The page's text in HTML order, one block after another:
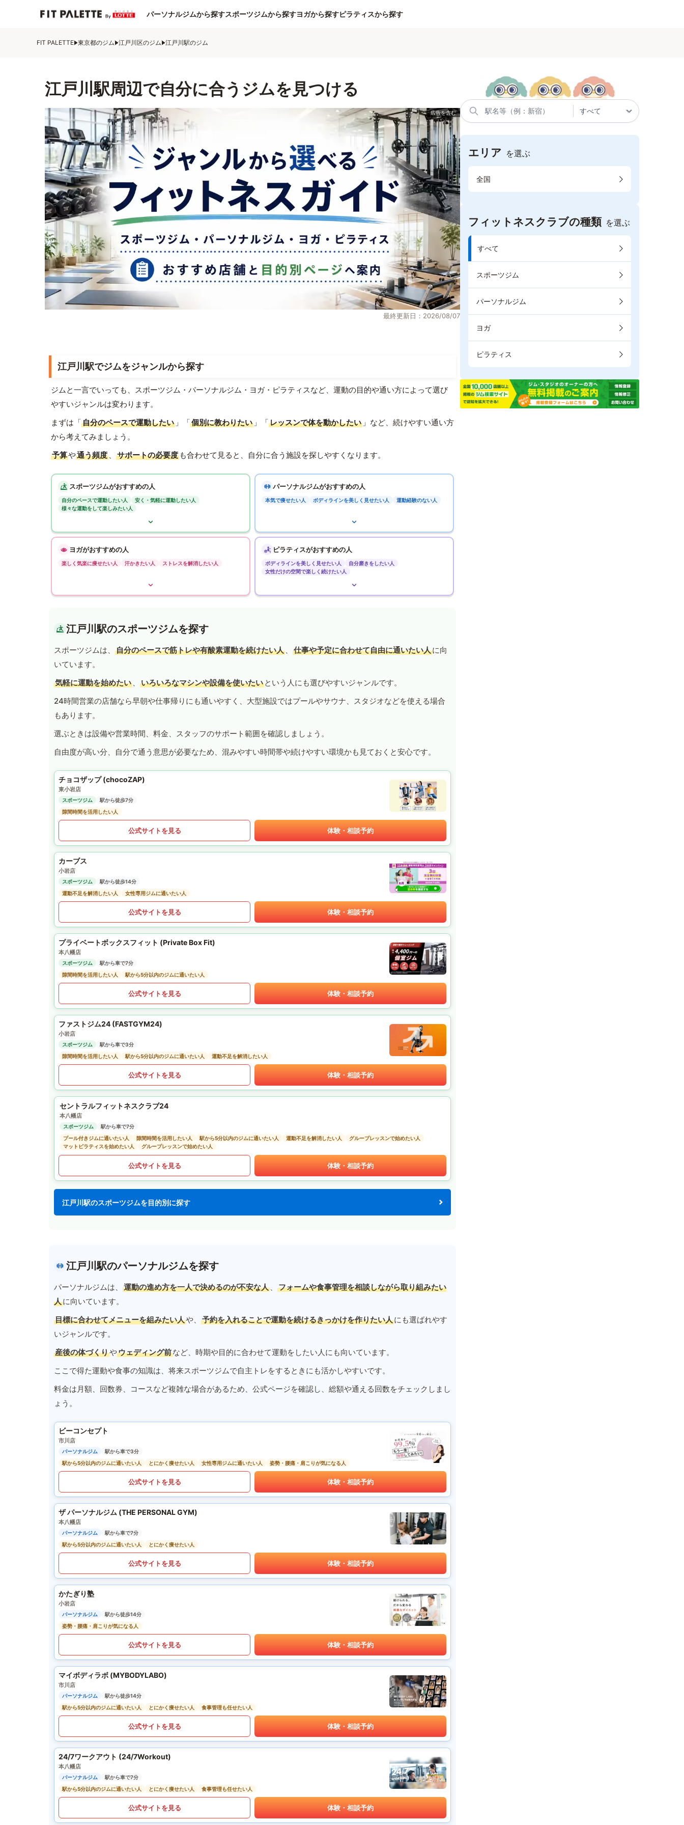
パーソナルジムから探すスポーツジムから探すヨガから探すピラティスから探す
FIT PALETTE 東京都のジム 江戸川区のジム 江戸川駅のジム
江戸川駅周辺で自分に合うジムを見つける
最終更新日：2026/08/07
江戸川駅でジムをジャンルから探す
ジムと一言でいっても、スポーツジム・パーソナルジム・ヨガ・ピラティスなど、運動の目的や通い方によって選び
やすいジャンルは変わります。
まずは「自分のペースで運動したい 」「個別に教わりたい 」「レッスンで体を動かしたい 」など、続けやすい通い方
から考えてみましょう。
予算や通う頻度 、 サポートの必要度 も合わせて見ると、自分に合う施設を探しやすくなります。
スポーツジムがおすすめの人
自分のペースで運動したい人
安く・気軽に運動したい人
様々な運動をして楽しみたい人
パーソナルジムがおすすめの人
本気で痩せたい人 ボディラインを美しく見せたい人 運動経験のない人
ヨガがおすすめの人
楽しく気楽に痩せたい人 汗かきたい人 ストレスを解消したい人
ピラティスがおすすめの人
ボディラインを美しく見せたい人
自分磨きをしたい人
女性だけの空間で楽しく続けたい人
江戸川駅のスポーツジムを探す
スポーツジムは、 自分のペースで筋トレや有酸素運動を続けたい人 、 仕事や予定に合わせて自由に通いたい人に向
いています。
気軽に運動を始めたい 、 いろいろなマシンや設備を使いたい という人にも選びやすいジャンルです。
24時間営業の店舗なら早朝や仕事帰りにも通いやすく、大型施設ではプールやサウナ、スタジオなどを使える場合
もあります。
選ぶときは設備や営業時間、料金、スタッフのサポート範囲を確認しましょう。
自由度が高い分、自分で通う意思が必要なため、混みやすい時間帯や続けやすい環境かも見ておくと安心です。
チョコザップ (chocoZAP)
東小岩店
スポーツジム
駅から徒歩7分
隙間時間を活用したい人
公式サイトを見る 体験・相談予約
カーブス
小岩店
スポーツジム
駅から徒歩14分
運動不足を解消したい人
女性専用ジムに通いたい人
公式サイトを見る 体験・相談予約
プライベートボックスフィット (Private Box Fit)
本八幡店
スポーツジム
駅から車で7分
隙間時間を活用したい人
駅から5分以内のジムに通いたい人
公式サイトを見る 体験・相談予約
ファストジム24 (FASTGYM24)
小岩店
スポーツジム
駅から車で3分
隙間時間を活用したい人
駅から5分以内のジムに通いたい人 運動不足を解消したい人
公式サイトを見る 体験・相談予約
セントラルフィットネスクラブ24
本八幡店
スポーツジム
駅から車で7分
プール付きジムに通いたい人
隙間時間を活用したい人 駅から5分以内のジムに通いたい人 運動不足を解消したい人
グループレッスンで始めたい人
マットピラティスを始めたい人
グループレッスンで始めたい人
公式サイトを見る 体験・相談予約
江戸川駅のスポーツジムを目的別に探す
江戸川駅のパーソナルジムを探す
パーソナルジムは、 運動の進め方を一人で決めるのが不安な人 、
フォームや食事管理を相談しながら取り組みたい
人に向いています。
目標に合わせてメニューを組みたい人や、 予約を入れることで運動を続けるきっかけを作りたい人にも選ばれやす
いジャンルです。
産後の体づくりやウェディング前など、時期や目的に合わせて運動をしたい人にも向いています。
ここで得た運動や食事の知識は、将来スポーツジムで自主トレをするときにも活かしやすいです。
料金は月額、回数券、コースなど複雑な場合があるため、公式ページを確認し、総額や通える回数をチェックしまし
ょう。
ビーコンセプト
市川店
パーソナルジム
駅から車で3分
駅から5分以内のジムに通いたい人
とにかく痩せたい人 女性専用ジムに通いたい人 姿勢・腰痛・肩こりが気になる人
公式サイトを見る 体験・相談予約
ザ パーソナルジム (THE PERSONAL GYM)
本八幡店
パーソナルジム
駅から車で7分
駅から5分以内のジムに通いたい人
とにかく痩せたい人
公式サイトを見る 体験・相談予約
かたぎり塾
小岩店
パーソナルジム
駅から徒歩14分
姿勢・腰痛・肩こりが気になる人
公式サイトを見る 体験・相談予約
マイボディラボ (MYBODYLABO)
市川店
パーソナルジム
駅から徒歩14分
駅から5分以内のジムに通いたい人
とにかく痩せたい人 食事管理も任せたい人
公式サイトを見る 体験・相談予約
24/7ワークアウト (24/7Workout)
本八幡店
パーソナルジム
駅から車で7分
駅から5分以内のジムに通いたい人
とにかく痩せたい人 食事管理も任せたい人
公式サイトを見る 体験・相談予約
エリア を選ぶ
全国
フィットネスクラブの種類 を選ぶ
すべて
スポーツジム
パーソナルジム
ヨガ
ピラティス